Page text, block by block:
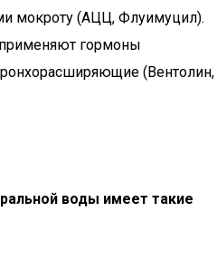
мокроту (АЦЦ, Флуимуцил).
гормоны
(Вентолин,
воды имеет такие